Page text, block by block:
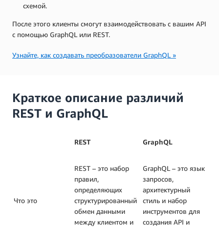
схемой.
После этого клиенты смогут взаимодействовать с вашим API
с помощью GraphQL или REST.
Узнайте, как создавать преобразователи GraphQL »
Краткое описание различий
REST и GraphQL
REST GraphQL
Что это
REST – это набор
правил,
определяющих
структурированный
обмен данными
между клиентом и
GraphQL – это язык
запросов,
архитектурный
стиль и набор
инструментов для
создания API и